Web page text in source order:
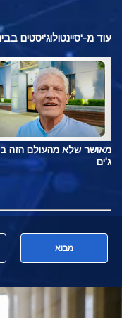
עוד מ-'סיינטולוג'יסטים
מאושר שלא מהעולם הזה
ג'ים
מבוא